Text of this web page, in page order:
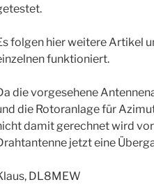
folgen hier weitere Artikel
funktioniert.
die vorgesehene
die Rotoranlage für
damit gerechnet wird
jetzt eine
DL8MEW